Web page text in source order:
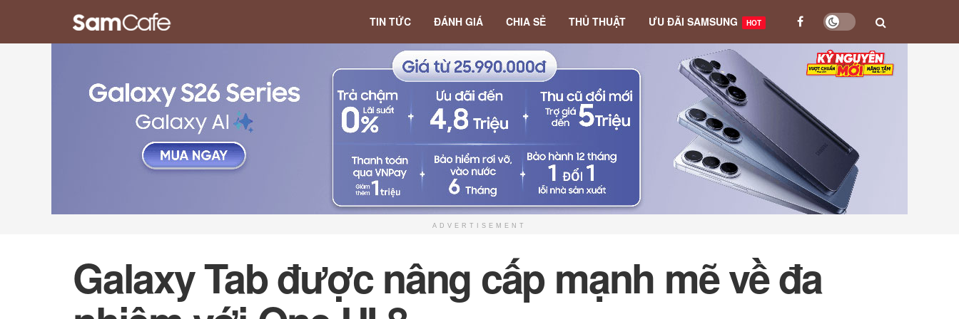
TIN TỨC ĐÁNH GIÁ CHIA SẺ THỦ THUẬT ƯU ĐÃI SAMSUNG HOT
ADVERTISEMENT
Galaxy Tab được nâng cấp mạnh mẽ về đa